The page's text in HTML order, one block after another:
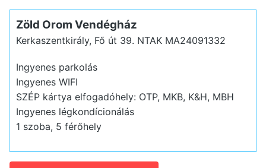
Zöld Orom Vendégház
Kerkaszentkirály, Fő út 39. NTAK MA24091332
Ingyenes parkolás
Ingyenes WIFI
SZÉP kártya elfogadóhely: OTP, MKB, K&H, MBH
Ingyenes légkondícionálás
1 szoba, 5 férőhely